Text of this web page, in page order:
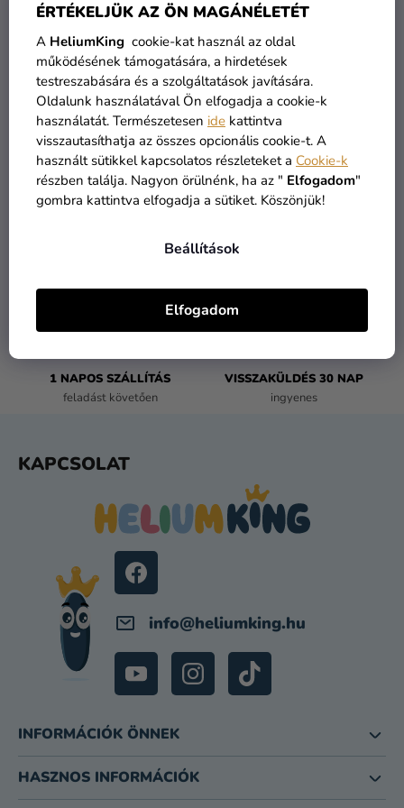
ÉRTÉKELJÜK AZ ÖN MAGÁNÉLETÉT
A HeliumKing cookie-kat használ az oldal
működésének támogatására, a hirdetések
testreszabására és a szolgáltatások javítására.
Oldalunk használatával Ön elfogadja a cookie-k
használatát. Természetesen ide kattintva
visszautasíthatja az összes opcionális cookie-t. A
használt sütikkel kapcsolatos részleteket a Cookie-k
részben találja. Nagyon örülnénk, ha az " Elfogadom"
gombra kattintva elfogadja a sütiket. Köszönjük!
Beállítások
Elfogadom
Kreatív
kellékek
Témák
Személyre
szabott
termékek
Kiárusítás
De a többi kategóriát is megtekintheti.
VÁSÁRLÁS FOLYTATÁSA
több mint 30.000 termék
19 900 ft felett kínáljuk
1 NAPOS SZÁLLÍTÁS
feladást követően
VISSZAKÜLDÉS 30 NAP
ingyenes
KAPCSOLAT
info@heliumking.hu
INFORMÁCIÓK ÖNNEK
HASZNOS INFORMÁCIÓK